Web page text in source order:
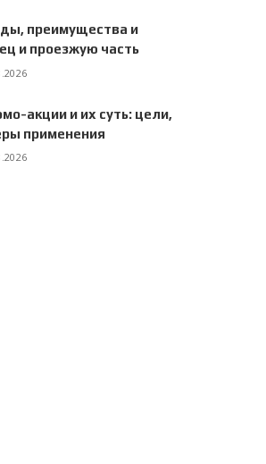
преимущества и
и проезжую часть
акции и их суть: цели,
применения